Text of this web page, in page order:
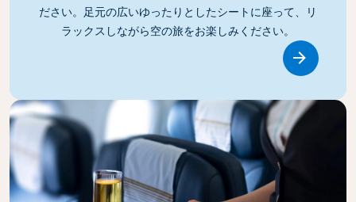
ださい。足元の広いゆったりとしたシートに座って、リ
ラックスしながら空の旅をお楽しみください。